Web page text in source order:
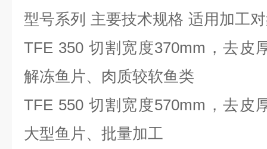
型号系列 主要技术规格 适用加工
TFE 350 切割宽度370mm ，去皮
解冻鱼片、肉质较软鱼类
TFE 550 切割宽度570mm ，去皮
大型鱼片、批量加工